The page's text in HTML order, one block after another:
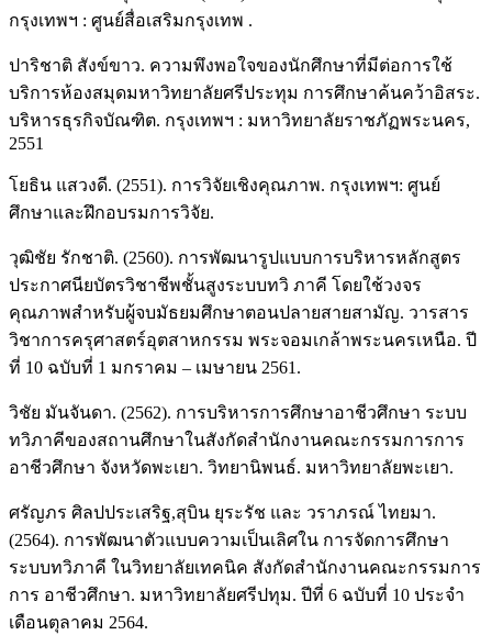
กรุงเทพฯ : ศูนย์สื่อเสริมกรุงเทพ .
ปาริชาติ สังข์ขาว. ความพึงพอใจของนักศึกษาที่มีต่อการใช้
บริการห้องสมุดมหาวิทยาลัยศรีประทุม การศึกษาค้นคว้าอิสระ.
บริหารธุรกิจบัณฑิต. กรุงเทพฯ : มหาวิทยาลัยราชภัฏพระนคร,
2551
โยธิน แสวงดี. (2551). การวิจัยเชิงคุณภาพ. กรุงเทพฯ: ศูนย์
ศึกษาและฝึกอบรมการวิจัย.
วุฒิชัย รักชาติ. (2560). การพัฒนารูปแบบการบริหารหลักสูตร
ประกาศนียบัตรวิชาชีพชั้นสูงระบบทวิ ภาคี โดยใช้วงจร
คุณภาพสำหรับผู้จบมัธยมศึกษาตอนปลายสายสามัญ. วารสาร
วิชาการครุศาสตร์อุตสาหกรรม พระจอมเกล้าพระนครเหนือ. ปี
ที่ 10 ฉบับที่ 1 มกราคม – เมษายน 2561.
วิชัย มันจันดา. (2562). การบริหารการศึกษาอาชีวศึกษา ระบบ
ทวิภาคีของสถานศึกษาในสังกัดสำนักงานคณะกรรมการการ
อาชีวศึกษา จังหวัดพะเยา. วิทยานิพนธ์. มหาวิทยาลัยพะเยา.
ศรัญภร ศิลปประเสริฐ,สุบิน ยุระรัช และ วราภรณ์ ไทยมา.
(2564). การพัฒนาตัวแบบความเป็นเลิศใน การจัดการศึกษา
ระบบทวิภาคี ในวิทยาลัยเทคนิค สังกัดสำนักงานคณะกรรมการ
การ อาชีวศึกษา. มหาวิทยาลัยศรีปทุม. ปีที่ 6 ฉบับที่ 10 ประจำ
เดือนตุลาคม 2564.